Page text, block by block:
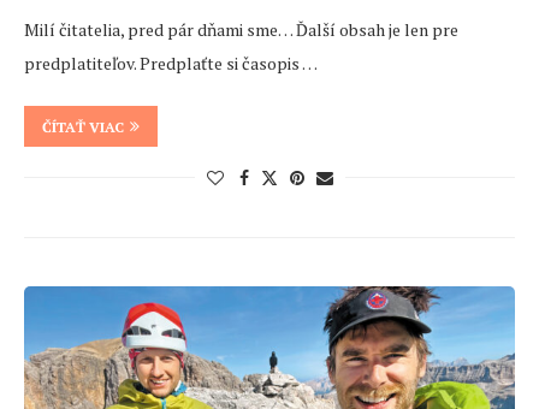
Milí čitatelia, pred pár dňami sme… Ďalší obsah je len pre
predplatiteľov. Predplaťte si časopis …
ČÍTAŤ VIAC